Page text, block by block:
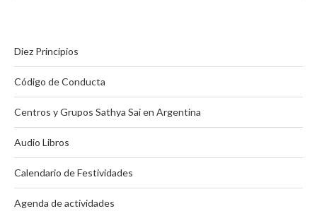
Diez Principios
Código de Conducta
Centros y Grupos Sathya Sai en Argentina
Audio Libros
Calendario de Festividades
Agenda de actividades